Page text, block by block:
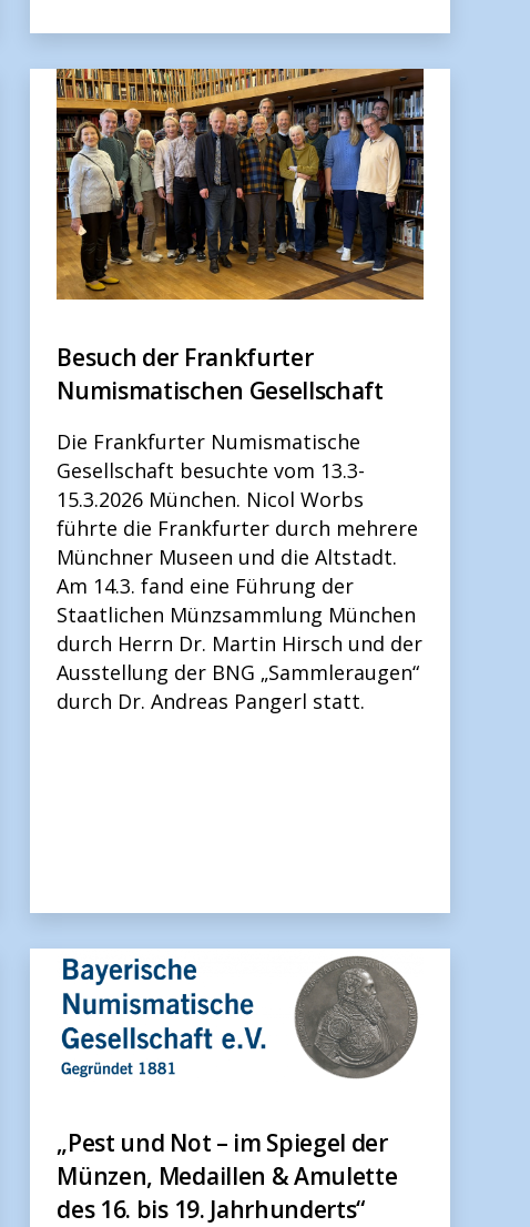
Besuch der Frankfurter
Numismatischen Gesellschaft
Die Frankfurter Numismatische
Gesellschaft besuchte vom 13.3-
15.3.2026 München. Nicol Worbs
führte die Frankfurter durch mehrere
Münchner Museen und die Altstadt.
Am 14.3. fand eine Führung der
Staatlichen Münzsammlung München
durch Herrn Dr. Martin Hirsch und der
Ausstellung der BNG „Sammleraugen“
durch Dr. Andreas Pangerl statt.
„Pest und Not – im Spiegel der
Münzen, Medaillen & Amulette
des 16. bis 19. Jahrhunderts“